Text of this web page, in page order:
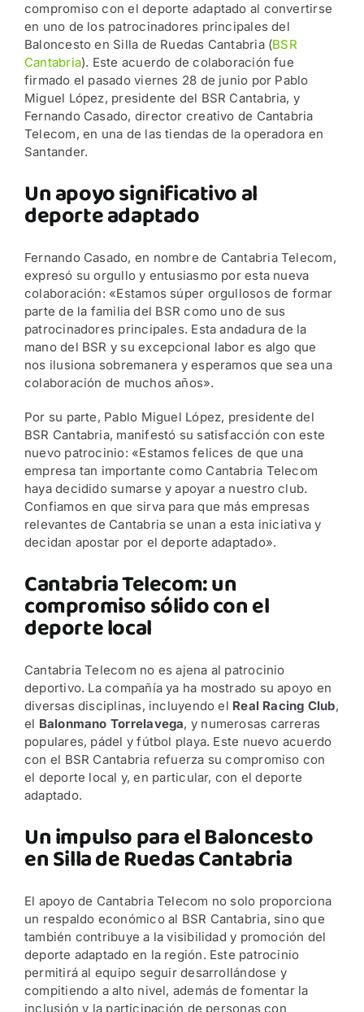
compromiso con el deporte adaptado al convertirse
en uno de los patrocinadores principales del
Baloncesto en Silla de Ruedas Cantabria (BSR
Cantabria). Este acuerdo de colaboración fue
firmado el pasado viernes 28 de junio por Pablo
Miguel López, presidente del BSR Cantabria, y
Fernando Casado, director creativo de Cantabria
Telecom, en una de las tiendas de la operadora en
Santander.
Un apoyo significativo al
deporte adaptado
Fernando Casado, en nombre de Cantabria Telecom,
expresó su orgullo y entusiasmo por esta nueva
colaboración: «Estamos súper orgullosos de formar
parte de la familia del BSR como uno de sus
patrocinadores principales. Esta andadura de la
mano del BSR y su excepcional labor es algo que
nos ilusiona sobremanera y esperamos que sea una
colaboración de muchos años».
Por su parte, Pablo Miguel López, presidente del
BSR Cantabria, manifestó su satisfacción con este
nuevo patrocinio: «Estamos felices de que una
empresa tan importante como Cantabria Telecom
haya decidido sumarse y apoyar a nuestro club.
Confiamos en que sirva para que más empresas
relevantes de Cantabria se unan a esta iniciativa y
decidan apostar por el deporte adaptado».
Cantabria Telecom: un
compromiso sólido con el
deporte local
Cantabria Telecom no es ajena al patrocinio
deportivo. La compañía ya ha mostrado su apoyo en
diversas disciplinas, incluyendo el Real Racing Club,
el Balonmano Torrelavega, y numerosas carreras
populares, pádel y fútbol playa. Este nuevo acuerdo
con el BSR Cantabria refuerza su compromiso con
el deporte local y, en particular, con el deporte
adaptado.
Un impulso para el Baloncesto
en Silla de Ruedas Cantabria
El apoyo de Cantabria Telecom no solo proporciona
un respaldo económico al BSR Cantabria, sino que
también contribuye a la visibilidad y promoción del
deporte adaptado en la región. Este patrocinio
permitirá al equipo seguir desarrollándose y
compitiendo a alto nivel, además de fomentar la
inclusión y la participación de personas con